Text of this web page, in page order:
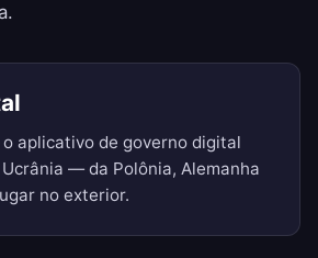
aplicativo de governo digital
— da Polônia, Alemanha
no exterior.